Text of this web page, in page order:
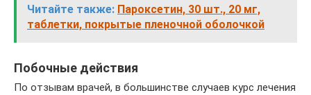
Читайте также: Пароксетин, 30 шт., 20 мг,
таблетки, покрытые пленочной оболочкой
Побочные действия
По отзывам врачей, в большинстве случаев курс лечения